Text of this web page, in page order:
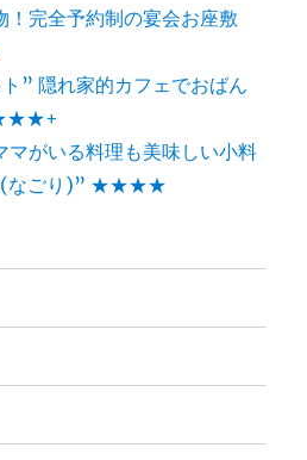
！完全予約制の宴会お座敷
ト” 隠れ家的カフェでおばん
★★★+
マがいる料理も美味しい小料
(なごり)” ★★★★